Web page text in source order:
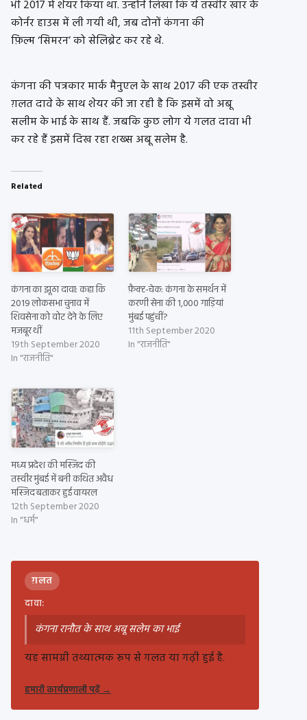
भी 2017 में शेयर किया था. उन्होंने लिखा कि ये तस्वीर खार के
कोर्नर हाउस में ली गयी थी, जब दोनों कंगना की
फ़िल्म ‘सिमरन’ को सेलिब्रेट कर रहे थे.
कंगना की पत्रकार मार्क मैनुएल के साथ 2017 की एक तस्वीर
ग़लत दावे के साथ शेयर की जा रही है कि इसमें वो अबू
सलीम के भाई के साथ हैं. जबकि कुछ लोग ये गलत दावा भी
कर रहे हैं इसमें दिख रहा शख्स अबू सलेम है.
Related
कंगना का झूठा दावा: कहा कि
2019 लोकसभा चुनाव में
शिवसेना को वोट देने के लिए
मजबूर थीं
19th September 2020
In "राजनीति"
फ़ैक्ट-चेक: कंगना के समर्थन में
करणी सेना की 1,000 गाड़ियां
मुंबई पहुंचीं?
11th September 2020
In "राजनीति"
मध्य प्रदेश की मस्जिद की
तस्वीर मुंबई में बनी कथित अवैध
मस्जिद बताकर हुई वायरल
12th September 2020
In "धर्म"
ग़लत
दावा:
कंगना रानौत के साथ अबू सलेम का भाई
यह सामग्री तथ्यात्मक रूप से गलत या गढ़ी हुई है.
हमारी कार्यप्रणाली पढ़ें→